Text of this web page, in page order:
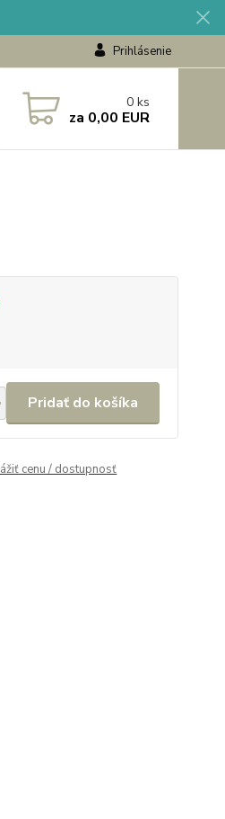
Prihlásenie
0 ks
za 0,00 EUR
Pridať do košíka
cenu / dostupnosť